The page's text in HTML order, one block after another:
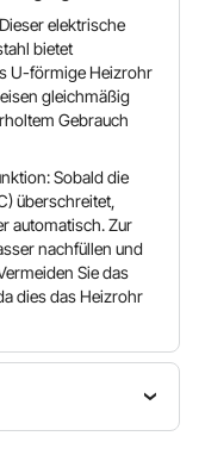
elektrische
bietet
U-förmige Heizrohr
gleichmäßig
Gebrauch
Sobald die
überschreitet,
automatisch. Zur
nachfüllen und
Sie das
dies das Heizrohr